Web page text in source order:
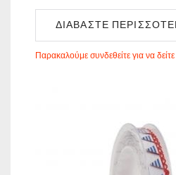
ΔΙΑΒΆΣΤΕ
Παρακαλούμε συνδεθείτε για να δείτε